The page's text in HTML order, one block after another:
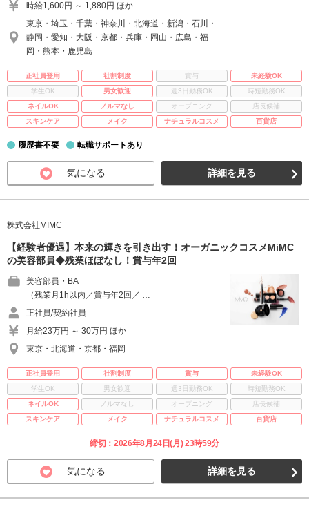
時給1,600円 ～ 1,880円 ほか
東京・埼玉・千葉・神奈川・北海道・新潟・石川・
静岡・愛知・大阪・京都・兵庫・岡山・広島・福
岡・熊本・鹿児島
正社員登用 社割制度 賞与
未経験OK
学生OK
男女歓迎 週3日勤務OK
時短勤務OK
ネイルOK
ノルマなし オープニング
店長候補
スキンケア
メイク ナチュラルコスメ 百貨店
履歴書不要 転職サポートあり
気になる 詳細を見る
株式会社MIMC
【経験者優遇】本来の輝きを引き出す！オーガニックコスメMiMC
の美容部員◆残業ほぼなし！賞与年2回
美容部員・BA
（残業月1h以内／賞与年2回／ …
正社員/契約社員
月給23万円 ～ 30万円 ほか
東京・北海道・京都・福岡
正社員登用 社割制度 賞与
未経験OK
学生OK
男女歓迎 週3日勤務OK
時短勤務OK
ネイルOK
ノルマなし オープニング
店長候補
スキンケア
メイク ナチュラルコスメ 百貨店
締切：2026年8月24日(月) 23時59分
気になる 詳細を見る